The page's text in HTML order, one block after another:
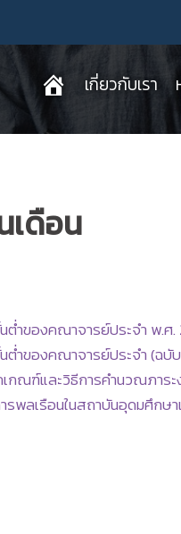
เกี่ยวกับเรา
เดือน
ต่ำของคณาจารย์ประจำ พ.ศ.
ต่ำของคณาจารย์ประจำ (ฉบั
กณฑ์และวิธีการคำนวณภาร
รพลเรือนในสถาบันอุดมศึกษ